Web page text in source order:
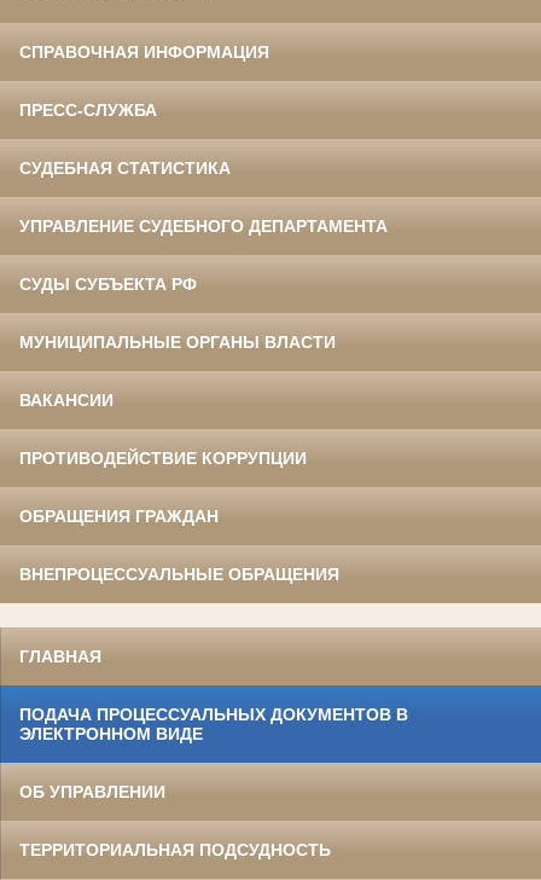
СПРАВОЧНАЯ ИНФОРМАЦИЯ
ПРЕСС-СЛУЖБА
СУДЕБНАЯ СТАТИСТИКА
УПРАВЛЕНИЕ СУДЕБНОГО ДЕПАРТАМЕНТА
СУДЫ СУБЪЕКТА РФ
МУНИЦИПАЛЬНЫЕ ОРГАНЫ ВЛАСТИ
ВАКАНСИИ
ПРОТИВОДЕЙСТВИЕ КОРРУПЦИИ
ОБРАЩЕНИЯ ГРАЖДАН
ВНЕПРОЦЕССУАЛЬНЫЕ ОБРАЩЕНИЯ
ГЛАВНАЯ
ПОДАЧА ПРОЦЕССУАЛЬНЫХ ДОКУМЕНТОВ В
ЭЛЕКТРОННОМ ВИДЕ
ОБ УПРАВЛЕНИИ
ТЕРРИТОРИАЛЬНАЯ ПОДСУДНОСТЬ